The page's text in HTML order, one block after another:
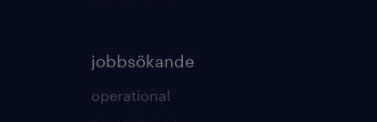
jobbsökande
operational